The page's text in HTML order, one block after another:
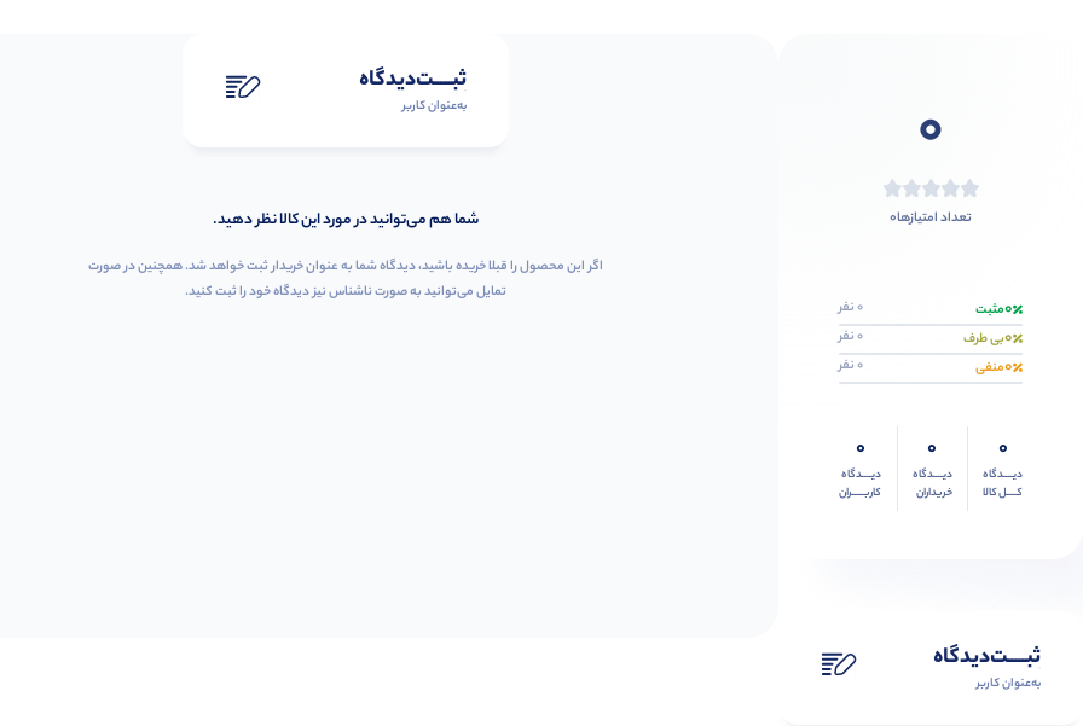
0
تعداد امتیازها0
0مثبت 0 نفر
0بی طرف 0 نفر
0منفی 0 نفر
0
دیــــدگاه
کــــل کالا
0
دیــــدگاه
خریداران
0
دیــــدگاه
کاربـــــران
ثبـــــت‌دیدگاه
به‌عنوان کاربر
ثبـــــت‌دیدگاه
به‌عنوان کاربر
شما هم می‌توانید در مورد این کالا نظر دهید.
اگر این محصول را قبلا خریده باشید، دیدگاه شما به عنوان خریدار ثبت خواهد شد. همچنین در صورت
تمایل می‌توانید به صورت ناشناس نیز دیدگاه خود را ثبت کنید.